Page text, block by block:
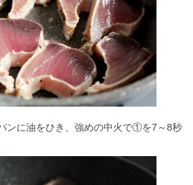
に油をひき、強めの中火で①を7～8秒